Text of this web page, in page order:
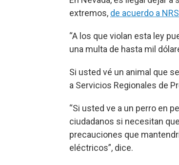
extremos, de acuerdo a
“A los que violan esta ley
una multa de hasta mil
Si usted vé un animal que
a Servicios Regionales de
“Si usted ve a un perro en
ciudadanos si necesitan
precauciones que
eléctricos”, dice.